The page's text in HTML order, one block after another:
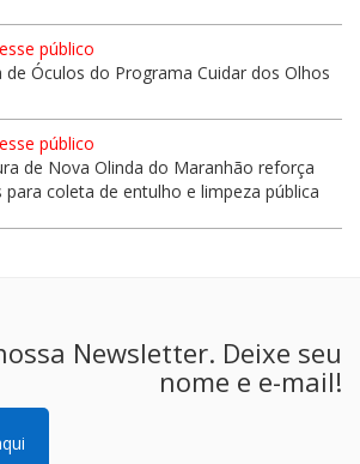
público
de Óculos do Programa Cuidar dos Olhos
público
de Nova Olinda do Maranhão reforça
para coleta de entulho e limpeza pública
Newsletter. Deixe seu
nome e e-mail!